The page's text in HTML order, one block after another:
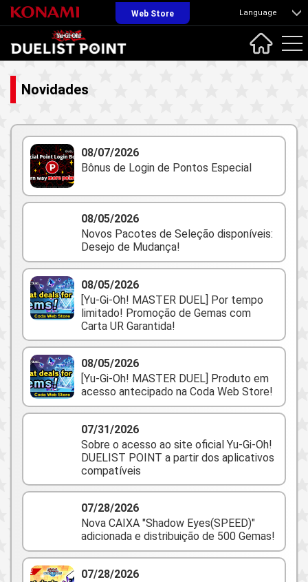
Web Store Language
Novidades
08/07/2026
Bônus de Login de Pontos Especial
08/05/2026
Novos Pacotes de Seleção disponíveis:
Desejo de Mudança!
08/05/2026
[Yu-Gi-Oh! MASTER DUEL] Por tempo
limitado! Promoção de Gemas com
Carta UR Garantida!
08/05/2026
[Yu-Gi-Oh! MASTER DUEL] Produto em
acesso antecipado na Coda Web Store!
07/31/2026
Sobre o acesso ao site oficial Yu‑Gi‑Oh!
DUELIST POINT a partir dos aplicativos
compatíveis
07/28/2026
Nova CAIXA "Shadow Eyes(SPEED)"
adicionada e distribuição de 500 Gemas!
07/28/2026